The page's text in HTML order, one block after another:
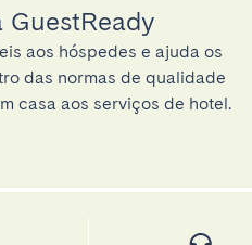
aos hóspedes e ajuda os
das normas de qualidade
casa aos serviços de hotel.